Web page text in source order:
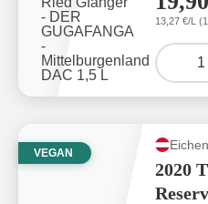
13,27 €/L
1
VEGAN
2020